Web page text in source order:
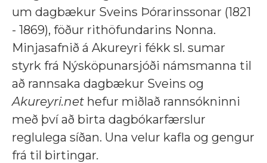
um dagbækur Sveins Þórarinssonar (1821
- 1869), föður rithöfundarins Nonna.
Minjasafnið á Akureyri fékk sl. sumar
styrk frá Nýsköpunarsjóði námsmanna til
að rannsaka dagbækur Sveins og
Akureyri.net hefur miðlað rannsókninni
með því að birta dagbókarfærslur
reglulega síðan. Una velur kafla og gengur
frá til birtingar.